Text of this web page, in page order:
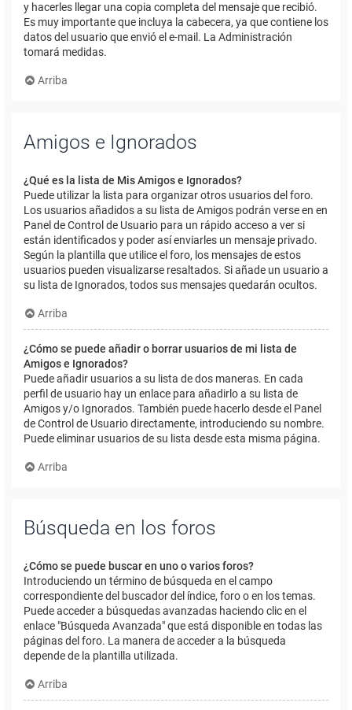
y hacerles llegar una copia completa del mensaje que recibió.
Es muy importante que incluya la cabecera, ya que contiene los
datos del usuario que envió el e-mail. La Administración
tomará medidas.
Arriba
Amigos e Ignorados
¿Qué es la lista de Mis Amigos e Ignorados?
Puede utilizar la lista para organizar otros usuarios del foro.
Los usuarios añadidos a su lista de Amigos podrán verse en en
Panel de Control de Usuario para un rápido acceso a ver si
están identificados y poder así enviarles un mensaje privado.
Según la plantilla que utilice el foro, los mensajes de estos
usuarios pueden visualizarse resaltados. Si añade un usuario a
su lista de Ignorados, todos sus mensajes quedarán ocultos.
Arriba
¿Cómo se puede añadir o borrar usuarios de mi lista de
Amigos e Ignorados?
Puede añadir usuarios a su lista de dos maneras. En cada
perfil de usuario hay un enlace para añadirlo a su lista de
Amigos y/o Ignorados. También puede hacerlo desde el Panel
de Control de Usuario directamente, introduciendo su nombre.
Puede eliminar usuarios de su lista desde esta misma página.
Arriba
Búsqueda en los foros
¿Cómo se puede buscar en uno o varios foros?
Introduciendo un término de búsqueda en el campo
correspondiente del buscador del índice, foro o en los temas.
Puede acceder a búsquedas avanzadas haciendo clic en el
enlace "Búsqueda Avanzada" que está disponible en todas las
páginas del foro. La manera de acceder a la búsqueda
depende de la plantilla utilizada.
Arriba